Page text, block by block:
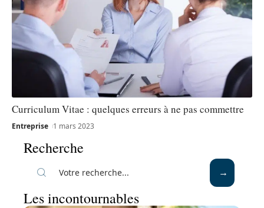
Curriculum Vitae : quelques erreurs à ne pas commettre
Entreprise 1 mars 2023
Recherche
Les incontournables